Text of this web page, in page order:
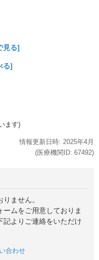
見る]
る]
ます)
情報更新日時: 2025年4月
(医療機関ID: 67492)
ません。
ムをご用意しておりま
記よりご連絡をいただけ
合わせ